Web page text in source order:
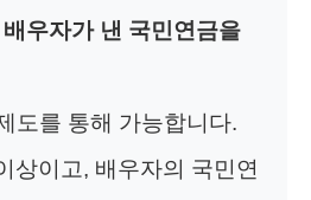
우자가 낸 국민연금을
도를 통해 가능합니다.
상이고, 배우자의 국민연